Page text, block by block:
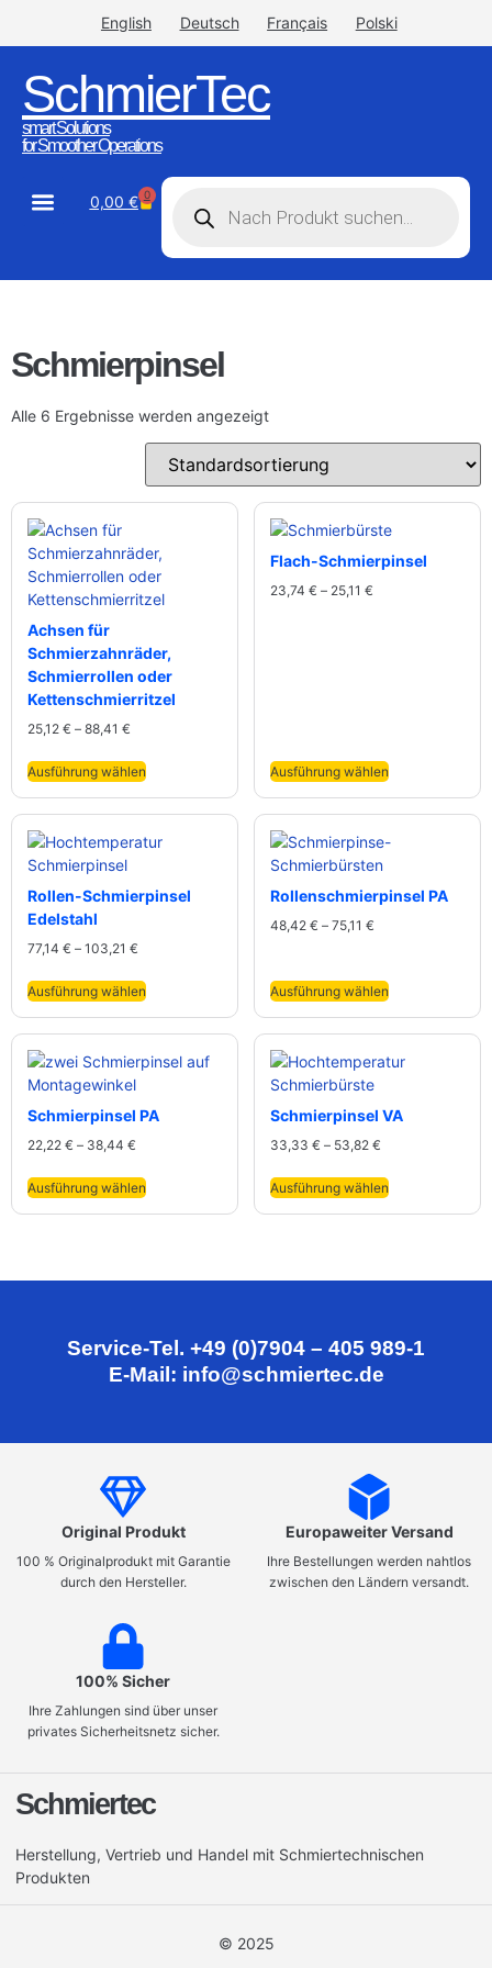
English Deutsch Français Polski
SchmierTec
smart Solutions
for Smoother Operations
0,00 € 0
Schmierpinsel
Alle 6 Ergebnisse werden angezeigt
Achsen für
Schmierzahnräder,
Schmierrollen oder
Kettenschmierritzel
25,12 € – 88,41 €
Ausführung wählen
Flach-Schmierpinsel
23,74 € – 25,11 €
Ausführung wählen
Rollen-Schmierpinsel
Edelstahl
77,14 € – 103,21 €
Ausführung wählen
Rollenschmierpinsel PA
48,42 € – 75,11 €
Ausführung wählen
Schmierpinsel PA
22,22 € – 38,44 €
Ausführung wählen
Schmierpinsel VA
33,33 € – 53,82 €
Ausführung wählen
Service-Tel. +49 (0)7904 – 405 989-1
E-Mail: info@schmiertec.de
Original Produkt
100 % Originalprodukt mit Garantie
durch den Hersteller.
Europaweiter Versand
Ihre Bestellungen werden nahtlos
zwischen den Ländern versandt.
100% Sicher
Ihre Zahlungen sind über unser
privates Sicherheitsnetz sicher.
Schmiertec
Herstellung, Vertrieb und Handel mit Schmiertechnischen
Produkten
© 2025